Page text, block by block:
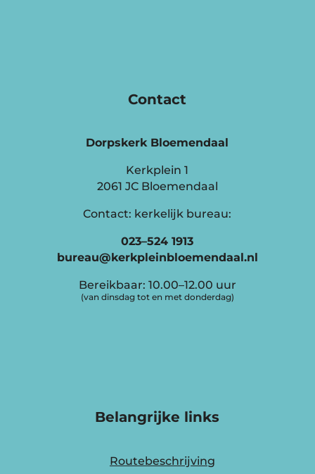
Contact
Dorpskerk Bloemendaal
Kerkplein 1
2061 JC Bloemendaal
Contact: kerkelijk bureau:
023–524 1913
bureau@kerkpleinbloemendaal.nl
Bereikbaar: 10.00–12.00 uur
(van dinsdag tot en met donderdag)
Belangrijke links
Routebeschrijving